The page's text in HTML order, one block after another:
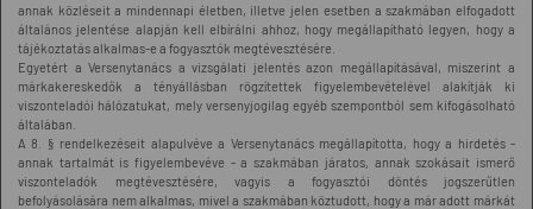
annak közléseit a mindennapi életben, illetve jelen esetben a szakmában elfogadott
általános jelentése alapján kell elbírálni ahhoz, hogy megállapítható legyen, hogy a
tájékoztatás alkalmas-e a fogyasztók megtévesztésére.
Egyetért a Versenytanács a vizsgálati jelentés azon megállapításával, miszerint a
márkakereskedők a tényállásban rögzítettek figyelembevételével alakítják ki
viszonteladói hálózatukat, mely versenyjogilag egyéb szempontból sem kifogásolható
általában.
A 8. § rendelkezéseit alapulvéve a Versenytanács megállapította, hogy a hirdetés -
annak tartalmát is figyelembevéve - a szakmában járatos, annak szokásait ismerő
viszonteladók megtévesztésére, vagyis a fogyasztói döntés jogszerűtlen
befolyásolására nem alkalmas, mivel a szakmában köztudott, hogy a már adott márkát